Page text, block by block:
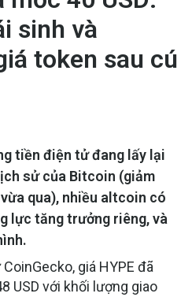
sinh và
token sau cú
tiền điện tử đang lấy lại
sử của Bitcoin (giảm
qua), nhiều altcoin có
lực tăng trưởng riêng, và
giá HYPE đã
USD với khối lượng giao